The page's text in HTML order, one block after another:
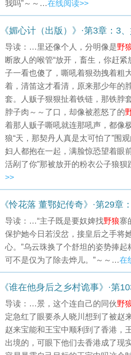
我吗”～～…在线阅读>>
《媚心计（出版）》·第3章：3
导读：…里还像个人，分明像是野
断敌人的喉管“放开，畜生，你赶紧
子一看也傻了，嘶吼着狠劲拽着粗
着，清笛这才看清，原来那少年的
套。人贩子狠狠扯着铁链，那铁脖
脖子肉～～了口，却像被惹怒了的
着那人贩子嘶吼就连那吼声，都像
狼“天，那契丹人真是太可怕了”围
妇人都抱在一起，满脸惊恐望着眼
活剐了你”那被放开的粉衣公子狼
>>
《怜花落 董鄂妃传奇》·第29章
导读：…“主子既是要奴婢找野狼寨
保护她今日若没岔，接皇后之手将
心。”乌云珠换了个舒坦的姿势捧起
可不是仅为了除去烨儿。”～～…在
《谁在他身后之乡村诡事》·第
导读：…景，这个连自己的同伙野
定急红了眼要杀人晓川想到了被赵
赵来宝能和王宝中顺利到了香港，
出境的，可眼下他们去香港成了现